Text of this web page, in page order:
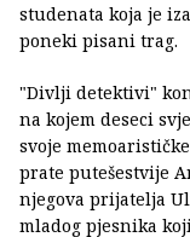
studenata koja je
poneki pisani trag.
"Divlji detektivi"
na kojem deseci
svoje
prate putešestvije
njegova prijatelja
mladog pjesnika